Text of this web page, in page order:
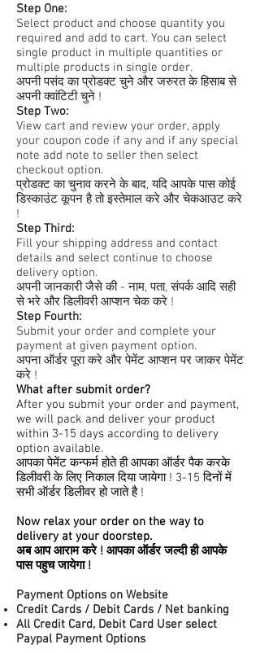
Step One:
Select product and choose quantity you
required and add to cart. You can select
single product in multiple quantities or
multiple products in single order.
अपनी पसंद का प्रोडक्ट चुने और जरुरत के हिसाब से
अपनी क्वांटिटी चुने !
Step Two:
View cart and review your order, apply
your coupon code if any and if any special
note add note to seller then select
checkout option.
प्रोडक्ट का चुनाव करने के बाद, यदि आपके पास कोई
डिस्काउंट कूपन है तो इस्तेमाल करे और चेकआउट करे
!
Step Third:
Fill your shipping address and contact
details and select continue to choose
delivery option.
अपनी जानकारी जैसे की - नाम, पता, संपर्क आदि सही
से भरे और डिलीवरी आप्शन चेक करे !
Step Fourth:
Submit your order and complete your
payment at given payment option.
अपना ऑर्डर पूरा करे और पेमेंट आप्शन पर जाकर पेमेंट
करे !
What after submit order?
After you submit your order and payment,
we will pack and deliver your product
within 3-15 days according to delivery
option available.
आपका पेमेंट कन्फर्म होते ही आपका ऑर्डर पैक करके
डिलीवरी के लिए निकाल दिया जायेगा ! 3-15 दिनों में
सभी ऑर्डर डिलीवर हो जाते है !
Now relax your order on the way to
delivery at your doorstep.
अब आप आराम करे ! आपका ऑर्डर जल्दी ही आपके
पास पहुच जायेगा !
Payment Options on Website
Credit Cards / Debit Cards / Net banking
All Credit Card, Debit Card User select
Paypal Payment Options